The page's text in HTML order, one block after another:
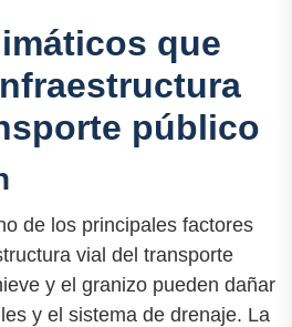
que
público
de los principales factores
vial del transporte
y el granizo pueden dañar
y el sistema de drenaje. La